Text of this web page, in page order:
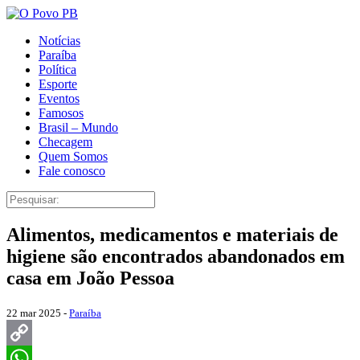
Notícias
Paraíba
Política
Esporte
Eventos
Famosos
Brasil – Mundo
Checagem
Quem Somos
Fale conosco
Alimentos, medicamentos e materiais de
higiene são encontrados abandonados em
casa em João Pessoa
22 mar 2025 - Paraíba